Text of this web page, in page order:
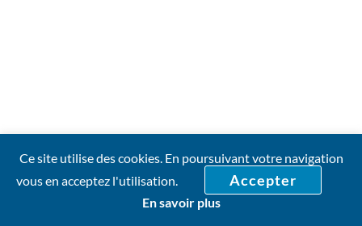
Ce site utilise des cookies. En poursuivant votre navigation
vous en acceptez l'utilisation.
Accepter
En savoir plus